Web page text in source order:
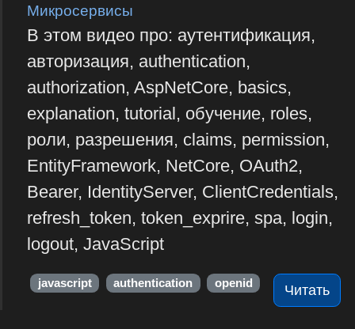
Микросервисы
В этом видео про: аутентификация,
авторизация, authentication,
authorization, AspNetCore, basics,
explanation, tutorial, обучение, roles,
роли, разрешения, claims, permission,
EntityFramework, NetCore, OAuth2,
Bearer, IdentityServer, ClientCredentials,
refresh_token, token_exprire, spa, login,
logout, JavaScript
Читать
javascript authentication openid